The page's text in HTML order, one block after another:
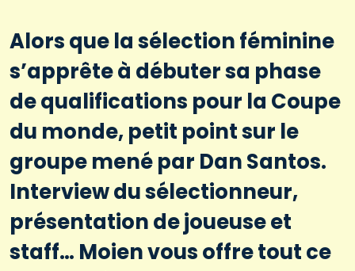
Alors que la sélection féminine
s’apprête à débuter sa phase
de qualifications pour la Coupe
du monde, petit point sur le
groupe mené par Dan Santos.
Interview du sélectionneur,
présentation de joueuse et
staff… Moien vous offre tout ce